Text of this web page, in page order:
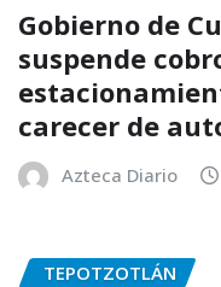
Gobierno de
suspende
carecer de
Azteca Diario
TEPOTZOTLÁN